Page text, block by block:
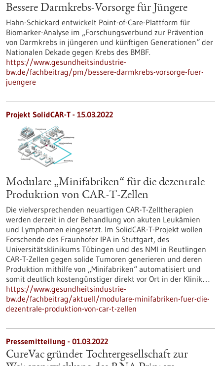
Bessere Darmkrebs-Vorsorge für Jüngere
Hahn-Schickard entwickelt Point-of-Care-Plattform für
Biomarker-Analyse im „Forschungsverbund zur Prävention
von Darmkrebs in jüngeren und künftigen Generationen“ der
Nationalen Dekade gegen Krebs des BMBF.
https://www.gesundheitsindustrie-
bw.de/fachbeitrag/pm/bessere-darmkrebs-vorsorge-fuer-
juengere
Projekt SolidCAR-T - 15.03.2022
Modulare „Minifabriken“ für die dezentrale
Produktion von CAR-T-Zellen
Die vielversprechenden neuartigen CAR-T-Zelltherapien
werden derzeit in der Behandlung von akuten Leukämien
und Lymphomen eingesetzt. Im SolidCAR-T-Projekt wollen
Forschende des Fraunhofer IPA in Stuttgart, des
Universitätsklinikums Tübingen und des NMI in Reutlingen
CAR-T-Zellen gegen solide Tumoren generieren und deren
Produktion mithilfe von „Minifabriken“ automatisiert und
somit deutlich kostengünstiger direkt vor Ort in der Klinik…
https://www.gesundheitsindustrie-
bw.de/fachbeitrag/aktuell/modulare-minifabriken-fuer-die-
dezentrale-produktion-von-car-t-zellen
Pressemitteilung - 01.03.2022
CureVac gründet Tochtergesellschaft zur